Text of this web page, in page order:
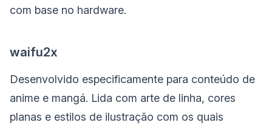
com base no hardware.
waifu2x
Desenvolvido especificamente para conteúdo de
anime e mangá. Lida com arte de linha, cores
planas e estilos de ilustração com os quais